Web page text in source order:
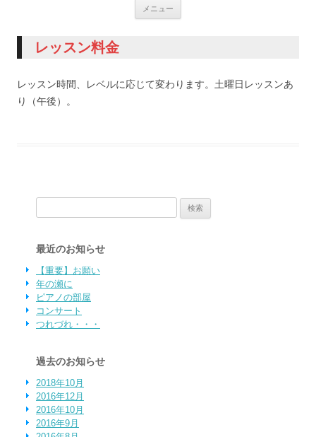
メニュー
レッスン料金
レッスン時間、レベルに応じて変わります。土曜日レッスンあ
り（午後）。
最近のお知らせ
【重要】お願い
年の瀬に
ピアノの部屋
コンサート
つれづれ・・・
過去のお知らせ
2018年10月
2016年12月
2016年10月
2016年9月